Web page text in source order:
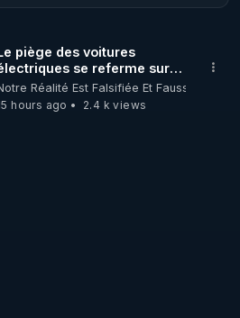
MAGAZINE
numéros que vous avez
piège des voitures
se referme sur
usagers !
Réalité Est Falsifiée Et Fausse
hours ago
2.4 k views